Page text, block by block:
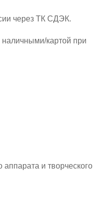
через ТК СДЭК.
наличными/картой при
и творческого